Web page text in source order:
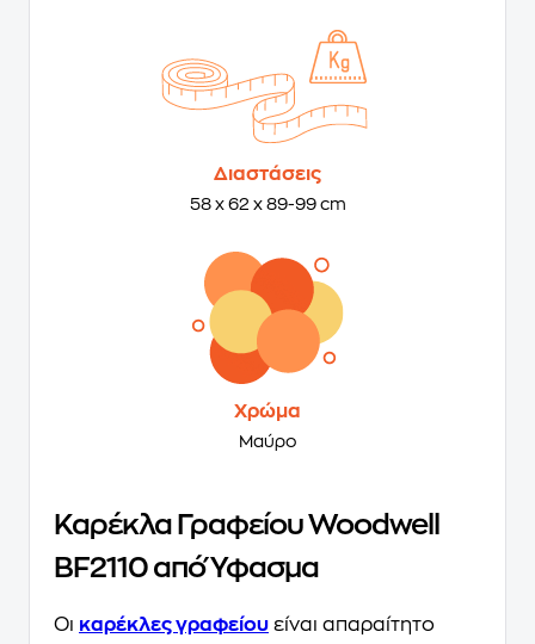
Διαστάσεις
58 x 62 x 89-99 cm
Χρώμα
Μαύρο
Καρέκλα Γραφείου Woodwell
BF2110 από Ύφασμα
Οι καρέκλες γραφείου είναι απαραίτητο